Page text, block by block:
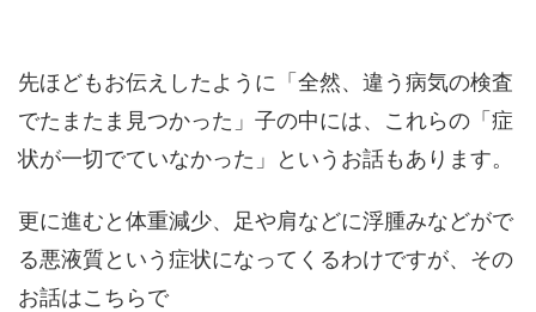
先ほどもお伝えしたように「全然、違う病気の検査
でたまたま見つかった」子の中には、これらの「症
状が一切でていなかった」というお話もあります。
更に進むと体重減少、足や肩などに浮腫みなどがで
る悪液質という症状になってくるわけですが、その
お話はこちらで